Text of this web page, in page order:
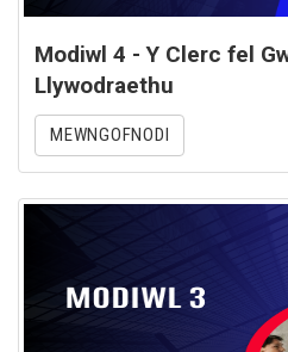
Modiwl 4 - Y Clerc fel
Llywodraethu
MEWNGOFNODI